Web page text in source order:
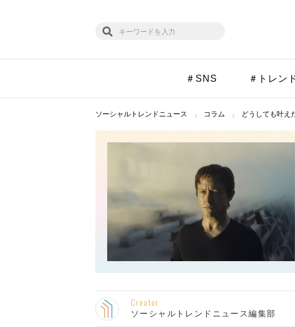
＃SNS ＃トレン
ソーシャルトレンドニュース コラム どうしても叶え
Creator
ソーシャルトレンドニュース編集部